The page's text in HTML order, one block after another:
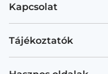
Kapcsolat
Tájékoztatók